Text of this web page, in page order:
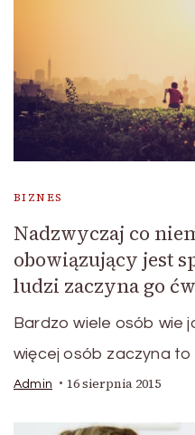
BIZNES
Nadzwyczaj co
obowiązujący jest
ludzi zaczyna go
Bardzo wiele osób wie
więcej osób zaczyna
Admin 16 sierpnia 2015